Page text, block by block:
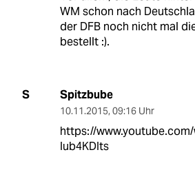
WM schon nach
der DFB noch nicht mal
bestellt :).
S Spitzbube
10.11.2015, 09:16 Uhr
https://
Iub4KDIts